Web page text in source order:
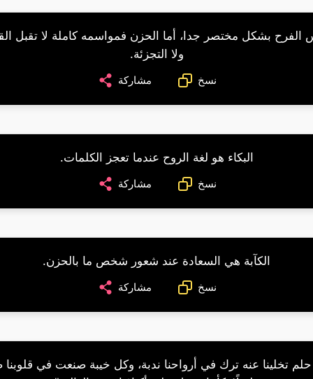
الفرح بشكل مختصر جدا، أما الحزن فمواسمه كاملة لا تقبل
ولا التجزئة.
نسخ مشاركة
البكاء هو لغة الروح عندما تعجز الكلمات.
نسخ مشاركة
الكآبة هي السعادة عند شعور شخص ما بالحزن.
نسخ مشاركة
تخلينا عنه ترك في أرواحنا ندبة، وكل خيبة صنعت في قلوبنا